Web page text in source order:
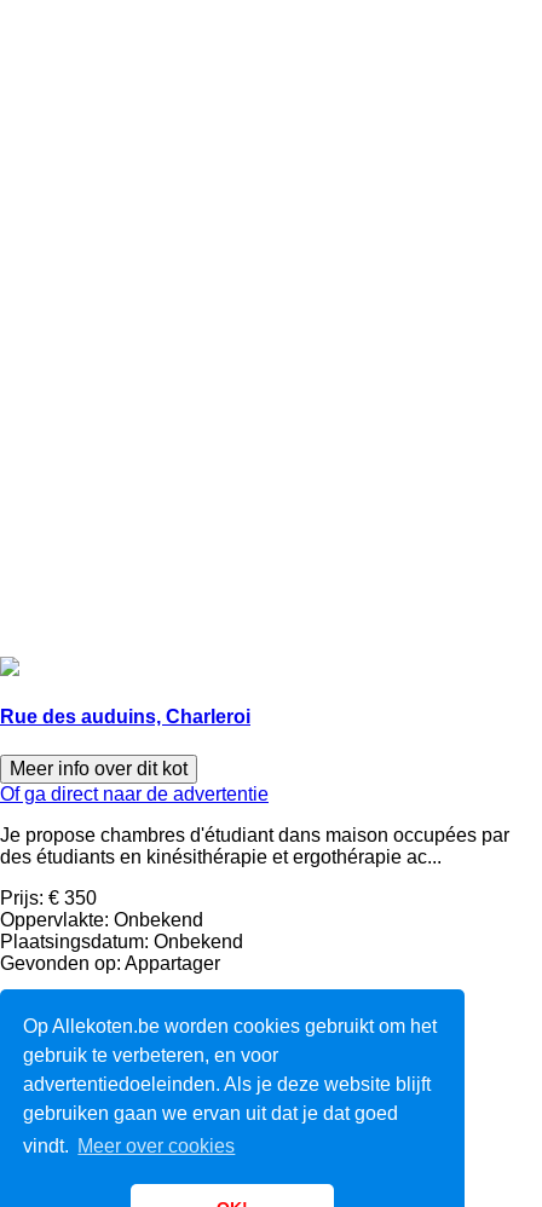
Op Allekoten.be worden cookies gebruikt om het
gebruik te verbeteren, en voor
advertentiedoeleinden. Als je deze website blijft
gebruiken gaan we ervan uit dat je dat goed
vindt. Meer over cookies
Rue des auduins, Charleroi
Meer info over dit kot
Of ga direct naar de advertentie
Je propose chambres d'étudiant dans maison occupées par
des étudiants en kinésithérapie et ergothérapie ac...
Prijs: € 350
Oppervlakte: Onbekend
Plaatsingsdatum: Onbekend
Gevonden op: Appartager
2
›
Over ons
Voorwaarden
F.A.Q.